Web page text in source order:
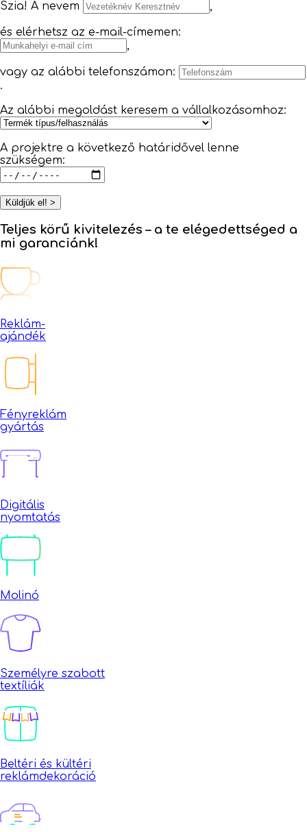
Szia! A nevem ,
és elérhetsz az e-mail-címemen:
,
vagy az alábbi telefonszámon:
.
Az alábbi megoldást keresem a vállalkozásomhoz:
A projektre a következő határidővel lenne
szükségem:
Küldjük el! >
Teljes körű kivitelezés – a te elégedettséged a
mi garanciánk!
Reklám-
ajándék
Fényreklám
gyártás
Digitális
nyomtatás
Molinó
Személyre szabott
textíliák
Beltéri és kültéri
reklámdekoráció